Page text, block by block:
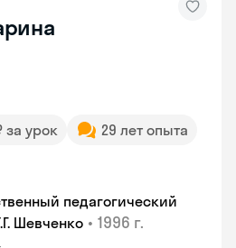
за урок
29 лет опыта
педагогический
Шевченко • 1996 г.